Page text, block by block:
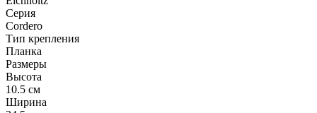
Серия
Cordero
Тип крепления
Планка
Размеры
Высота
10.5 см
Ширина